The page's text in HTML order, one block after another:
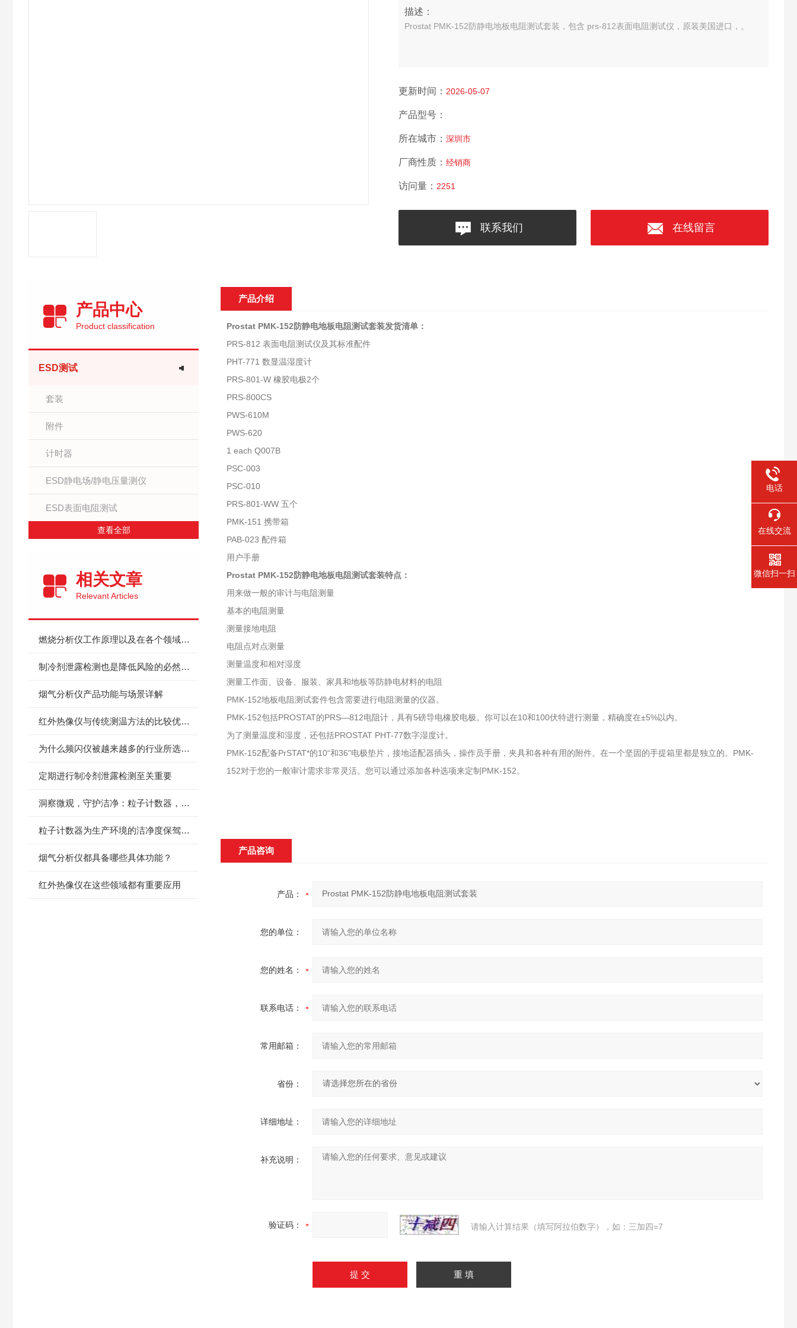
描述：
Prostat PMK-152防静电地板电阻测试套装，包含 prs-812表面电阻测试仪，原装美国进口，。
更新时间： 2026-05-07
产品型号：
所在城市： 深圳市
厂商性质： 经销商
访问量： 2251
联系我们 在线留言
产品中心
Product classification
ESD测试
套装
附件
计时器
ESD静电场/静电压量测仪
ESD表面电阻测试
查看全部
相关文章
Relevant Articles
燃烧分析仪工作原理以及在各个领域中的应用
制冷剂泄露检测也是降低风险的必然选择
烟气分析仪产品功能与场景详解
红外热像仪与传统测温方法的比较优势是什么？
为什么频闪仪被越来越多的行业所选择？
定期进行制冷剂泄露检测至关重要
洞察微观，守护洁净：粒子计数器，洁净世界的精准标尺
粒子计数器为生产环境的洁净度保驾护航
烟气分析仪都具备哪些具体功能？
红外热像仪在这些领域都有重要应用
产品介绍
Prostat PMK-152防静电地板电阻测试套装发货清单：
PRS-812 表面电阻测试仪及其标准配件
PHT-771 数显温湿度计
PRS-801-W 橡胶电极2个
PRS-800CS
PWS-610M
PWS-620
1 each Q007B
PSC-003
PSC-010
PRS-801-WW 五个
PMK-151 携带箱
PAB-023 配件箱
用户手册
Prostat PMK-152防静电地板电阻测试套装特点：
用来做一般的审计与电阻测量
基本的电阻测量
测量接地电阻
电阻点对点测量
测量温度和相对湿度
测量工作面、设备、服装、家具和地板等防静电材料的电阻
PMK-152地板电阻测试套件包含需要进行电阻测量的仪器。
PMK-152包括PROSTAT的PRS—812电阻计，具有5磅导电橡胶电极。你可以在10和100伏特进行测量，精确度在±5%以内。
为了测量温度和湿度，还包括PROSTAT PHT-77数字湿度计。
PMK-152配备PrSTAT*的10“和36"电极垫片，接地适配器插头，操作员手册，夹具和各种有用的附件。在一个坚固的手提箱里都是独立的。PMK-
152对于您的一般审计需求非常灵活。您可以通过添加各种选项来定制PMK-152。
产品咨询
产品：
您的单位：
您的姓名：
联系电话：
常用邮箱：
省份：
详细地址：
补充说明：
验证码： 请输入计算结果（填写阿拉伯数字），如：三加四=7
电话
在线交流
微信扫一扫